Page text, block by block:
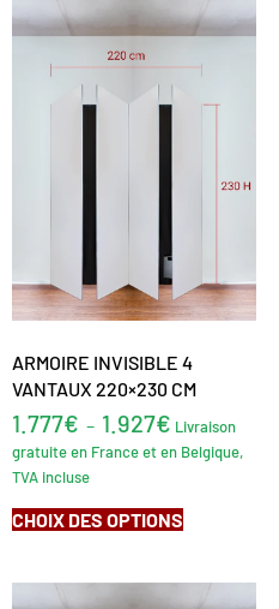
ARMOIRE INVISIBLE 4
VANTAUX 220×230 CM
1.777€ – 1.927€ Livraison
gratuite en France et en Belgique,
TVA incluse
CHOIX DES OPTIONS